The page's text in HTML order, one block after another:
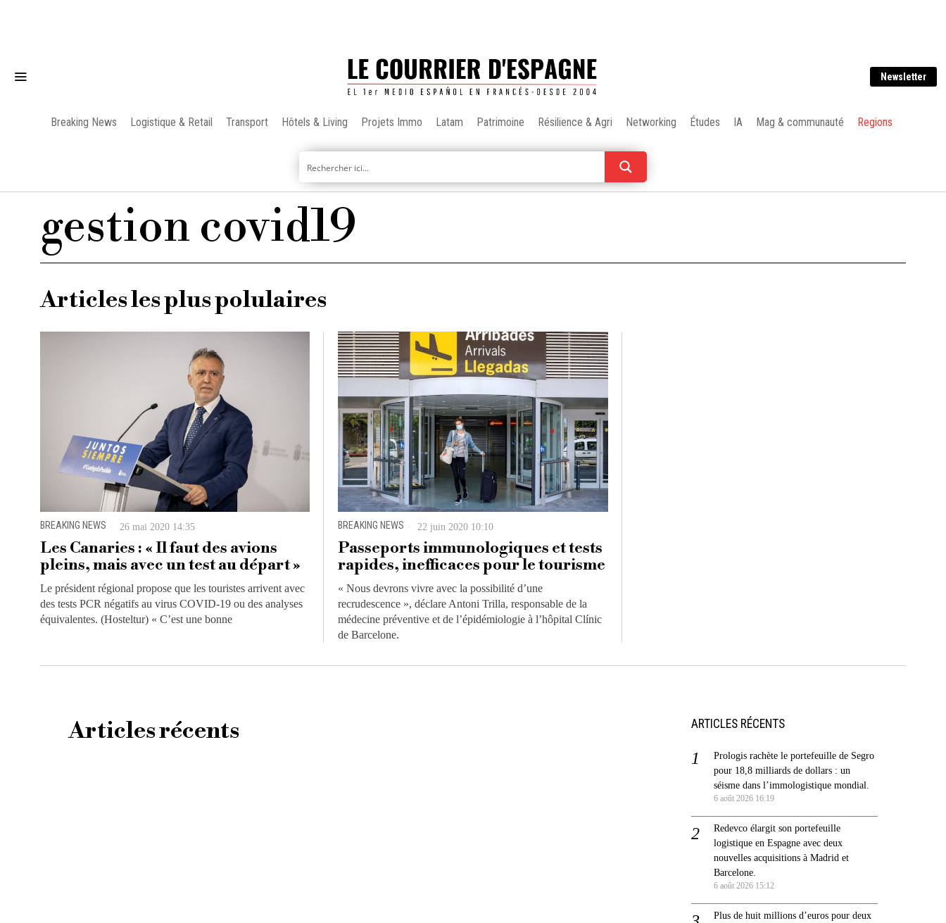
Newsletter
Breaking News Logistique & Retail Transport Hôtels & Living Projets Immo Latam Patrimoine Résilience & Agri Networking Études IA Mag & communauté Regions
gestion covid19
Articles les plus polulaires
BREAKING NEWS 26 mai 2020 14:35
Les Canaries : « Il faut des avions
pleins, mais avec un test au départ »
Le président régional propose que les touristes arrivent avec
des tests PCR négatifs au virus COVID-19 ou des analyses
équivalentes. (Hosteltur) « C’est une bonne
BREAKING NEWS 22 juin 2020 10:10
Passeports immunologiques et tests
rapides, inefficaces pour le tourisme
« Nous devrons vivre avec la possibilité d’une
recrudescence », déclare Antoni Trilla, responsable de la
médecine préventive et de l’épidémiologie à l’hôpital Clínic
de Barcelone.
Articles récents ARTICLES RÉCENTS
Prologis rachète le portefeuille de Segro
pour 18,8 milliards de dollars : un
séisme dans l’immologistique mondial.
6 août 2026 16:19
Redevco élargit son portefeuille
logistique en Espagne avec deux
nouvelles acquisitions à Madrid et
Barcelone.
6 août 2026 15:12
Plus de huit millions d’euros pour deux